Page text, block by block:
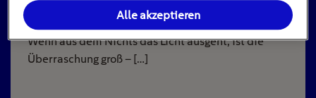
Wenn aus dem Nichts das Licht ausgeht, ist die
Überraschung groß – […]
Alle akzeptieren